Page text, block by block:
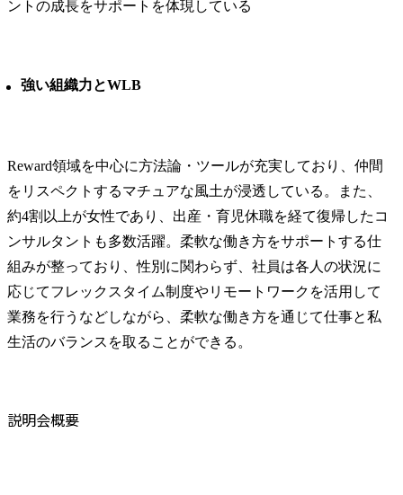
ントの成長をサポートを体現している
強い組織力とWLB
Reward領域を中心に方法論・ツールが充実しており、仲間
をリスペクトするマチュアな風土が浸透している。また、
約4割以上が女性であり、出産・育児休職を経て復帰したコ
ンサルタントも多数活躍。柔軟な働き方をサポートする仕
組みが整っており、性別に関わらず、社員は各人の状況に
応じてフレックスタイム制度やリモートワークを活用して
業務を行うなどしながら、柔軟な働き方を通じて仕事と私
生活のバランスを取ることができる。
説明会概要